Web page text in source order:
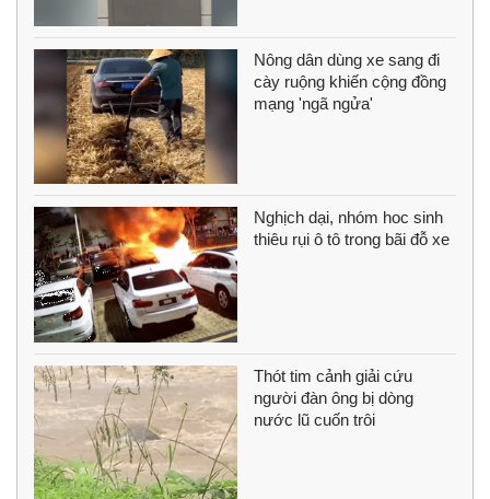
Nông dân dùng xe sang đi
cày ruộng khiến cộng đồng
mạng 'ngã ngửa'
Nghịch dại, nhóm hoc sinh
thiêu rụi ô tô trong bãi đỗ xe
Thót tim cảnh giải cứu
người đàn ông bị dòng
nước lũ cuốn trôi